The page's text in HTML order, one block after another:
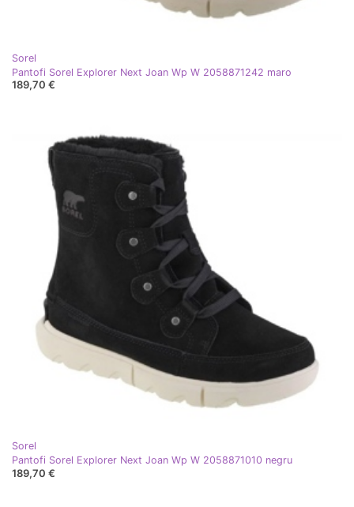
Sorel
Pantofi Sorel Explorer Next Joan Wp W 2058871242 maro
189,70 €
Sorel
Pantofi Sorel Explorer Next Joan Wp W 2058871010 negru
189,70 €